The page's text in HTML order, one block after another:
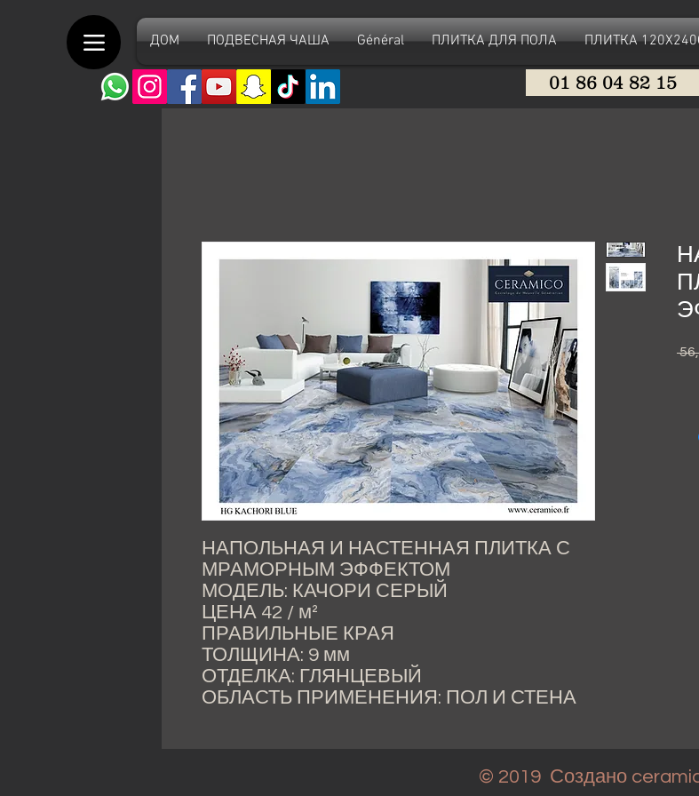
ДОМ ПОДВЕСНАЯ ЧАША Général ПЛИТКА ДЛЯ ПОЛА ПЛИТКА
01 86 04 82 15
НАПОЛЬНАЯ И НАСТЕННАЯ ПЛИТКА С
МРАМОРНЫМ ЭФФЕКТОМ
МОДЕЛЬ: КАЧОРИ СЕРЫЙ
ЦЕНА 42 / м²
ПРАВИЛЬНЫЕ КРАЯ
ТОЛЩИНА: 9 мм
ОТДЕЛКА: ГЛЯНЦЕВЫЙ
ОБЛАСТЬ ПРИМЕНЕНИЯ: ПОЛ И СТЕНА
© 2019 Создано